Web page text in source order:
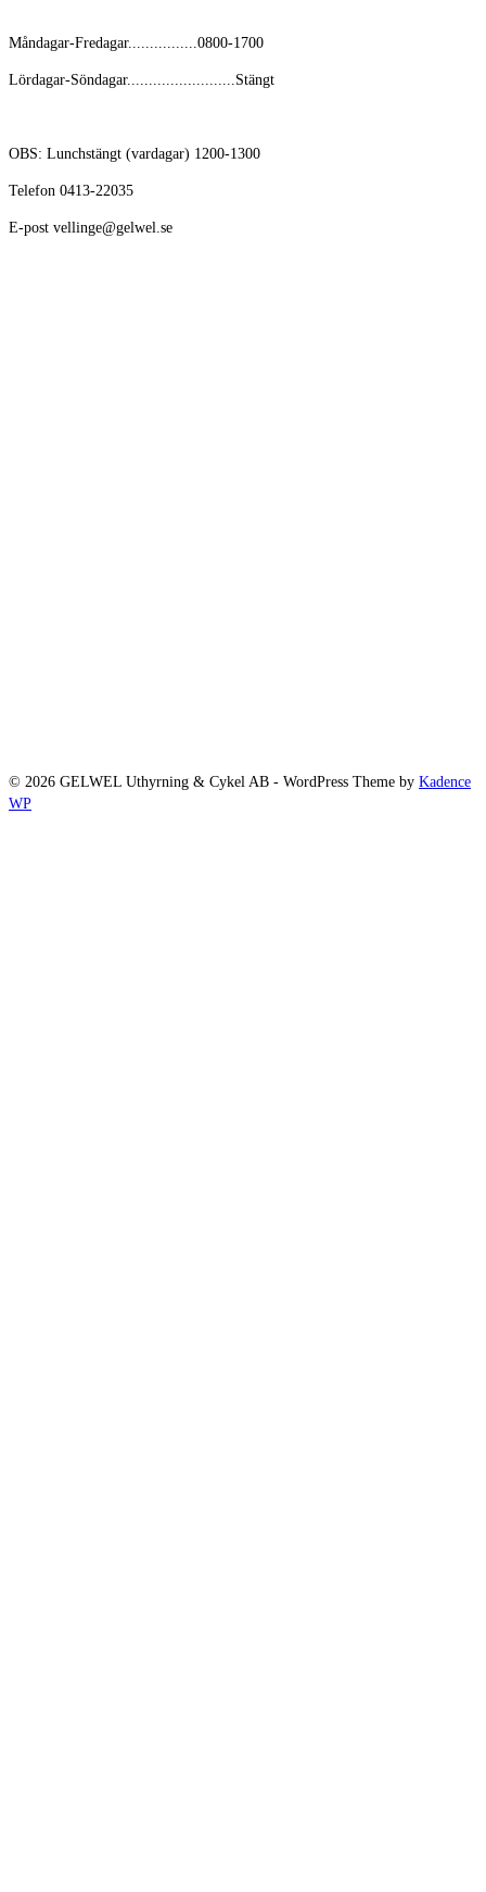
Måndagar-Fredagar................0800-1700
Lördagar-Söndagar.........................Stängt
OBS: Lunchstängt (vardagar) 1200-1300
Telefon 0413-22035
E-post vellinge@gelwel.se
© 2026 GELWEL Uthyrning & Cykel AB - WordPress Theme by Kadence
WP